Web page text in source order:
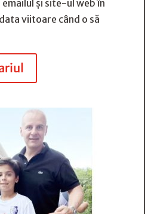
și site-ul web în
viitoare când o să